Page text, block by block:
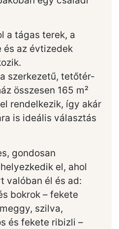
a tágas terek, a
és az évtizedek
szerkezetű, tetőtér-
összesen 165 m²
rendelkezik, így akár
is ideális választás
gondosan
el, ahol
valóban él és ad:
bokrok – fekete
szilva,
és fekete ribizli –